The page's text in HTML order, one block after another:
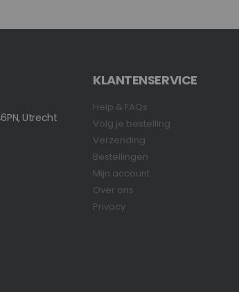
Utrecht
KLANTENSERVICE
Help & FAQs
Volg je bestelling
Verzending
Bestellingen
Mijn account
Over ons
Privacy